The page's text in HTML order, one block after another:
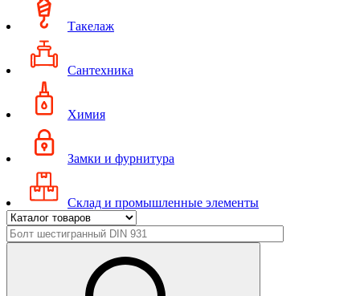
Такелаж
Сантехника
Химия
Замки и фурнитура
Склад и промышленные элементы